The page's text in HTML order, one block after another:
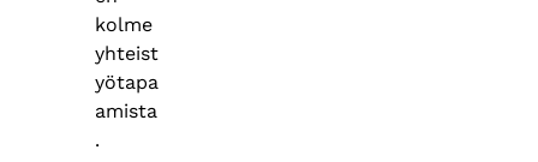
kolme
yhteist
yötapa
amista
.